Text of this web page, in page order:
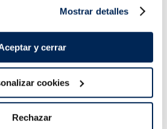
Mostrar detalles
y cerrar
cookies
Rechazar